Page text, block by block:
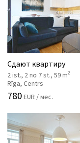
Сдают квартиру
2 ist., 2 no 7 st., 59 m2
Rīga, Centrs
780 EUR / мес.